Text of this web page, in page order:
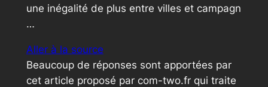
une inégalité de plus entre villes et campagn
…
Aller à la source
Beaucoup de réponses sont apportées par
cet article proposé par com-two.fr qui traite